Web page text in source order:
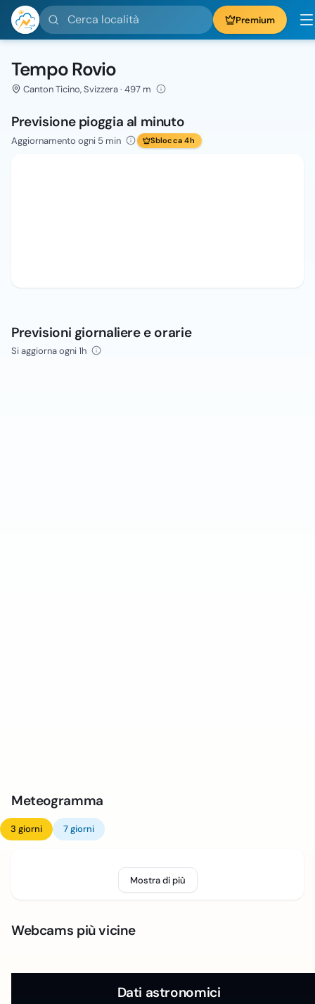
Cerca località Premium
Tempo Rovio
Canton Ticino, Svizzera · 497 m
Previsione pioggia al minuto
Aggiornamento ogni 5 min Sblocca 4h
Previsioni giornaliere e orarie
Si aggiorna ogni 1h
Meteogramma
3 giorni 7 giorni
Mostra di più
Webcams più vicine
Dati astronomici